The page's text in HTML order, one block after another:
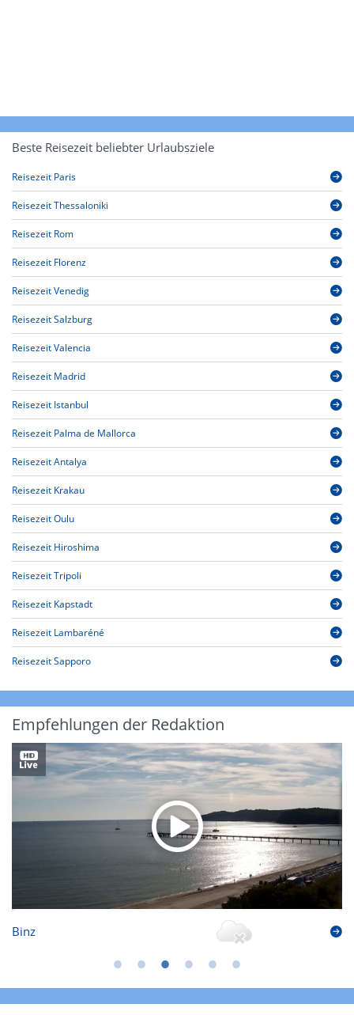
Beste Reisezeit beliebter Urlaubsziele
Reisezeit Paris
Reisezeit Thessaloniki
Reisezeit Rom
Reisezeit Florenz
Reisezeit Venedig
Reisezeit Salzburg
Reisezeit Valencia
Reisezeit Madrid
Reisezeit Istanbul
Reisezeit Palma de Mallorca
Reisezeit Antalya
Reisezeit Krakau
Reisezeit Oulu
Reisezeit Hiroshima
Reisezeit Tripoli
Reisezeit Kapstadt
Reisezeit Lambaréné
Reisezeit Sapporo
Empfehlungen der Redaktion
Binz